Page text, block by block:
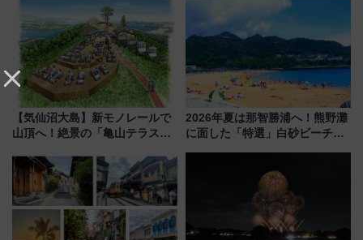
「いつから何が変わるか」徹底
解説！
ローおひさま」が救世主に？
【気仙沼大島】新モノレールで
山頂へ！絶景の「亀山テラス
暇村のお得な日帰りプランも登
場
2026年夏は那智勝浦へ！熊野灘
に面した「特選」白砂ビーチは